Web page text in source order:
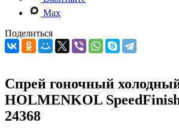
Max
Поделиться
Спрей гоночный
HOLMENKOL
24368